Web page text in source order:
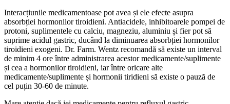
Interacțiunile medicamentoase pot avea și ele efecte asupra
absorbției hormonilor tiroidieni. Antiacidele, inhibitoarele pompei de
protoni, suplimentele cu calciu, magneziu, aluminiu și fier pot să
suprime acidul gastric, ducând la diminuarea absorbției hormonilor
tiroidieni exogeni. Dr. Farm. Wentz recomandă să existe un interval
de minim 4 ore între administrarea acestor medicamente/suplimente
și cea a hormonilor tiroidieni, iar între oricare alte
medicamente/suplimente și hormonii tiridieni să existe o pauză de
cel puțin 30-60 de minute.